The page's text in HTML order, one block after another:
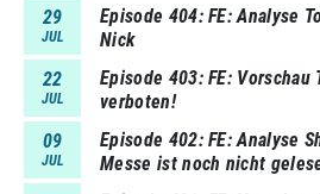
29
JUL
Episode 404 FE: Analyse
Nick
22
JUL
Episode 403 FE: Vorschau
verboten!
09
JUL
Episode 402 FE: Analyse
Messe ist noch nicht